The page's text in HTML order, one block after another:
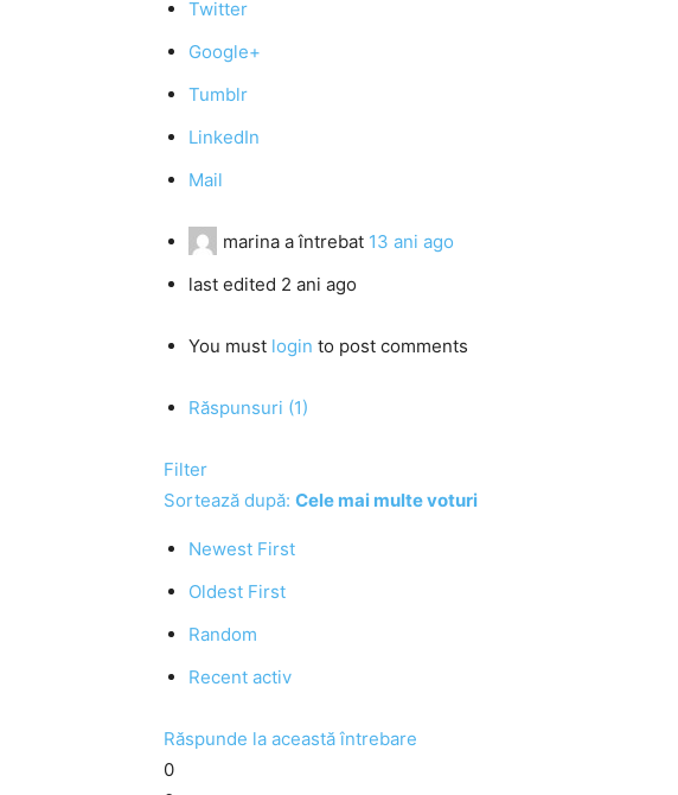
Twitter
Google+
Tumblr
LinkedIn
Mail
marina a întrebat 13 ani ago
last edited 2 ani ago
You must login to post comments
Răspunsuri (1)
Filter
Sortează după: Cele mai multe voturi
Newest First
Oldest First
Random
Recent activ
Răspunde la această întrebare
0